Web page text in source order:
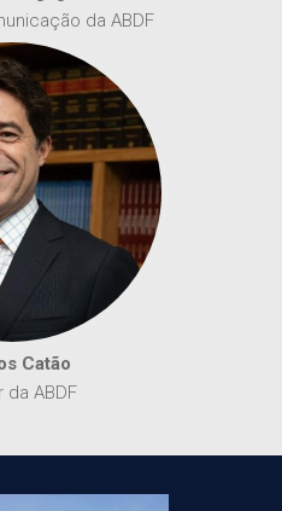
da ABDF
Catão
da ABDF